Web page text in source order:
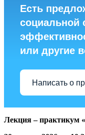
Есть
или другие
Написать о
Лекция – практикум